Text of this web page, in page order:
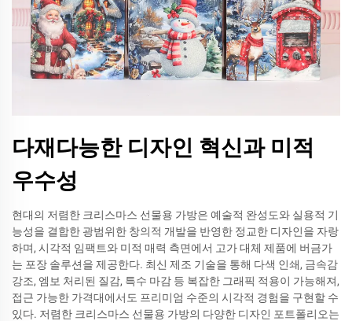
다재다능한 디자인 혁신과 미적
우수성
현대의 저렴한 크리스마스 선물용 가방은 예술적 완성도와 실용적 기
능성을 결합한 광범위한 창의적 개발을 반영한 정교한 디자인을 자랑
하며, 시각적 임팩트와 미적 매력 측면에서 고가 대체 제품에 버금가
는 포장 솔루션을 제공한다. 최신 제조 기술을 통해 다색 인쇄, 금속감
강조, 엠보 처리된 질감, 특수 마감 등 복잡한 그래픽 적용이 가능해져,
접근 가능한 가격대에서도 프리미엄 수준의 시각적 경험을 구현할 수
있다. 저렴한 크리스마스 선물용 가방의 다양한 디자인 포트폴리오는